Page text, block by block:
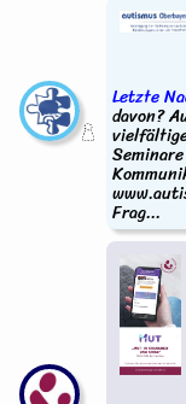
Letzte
davon?
Frag...